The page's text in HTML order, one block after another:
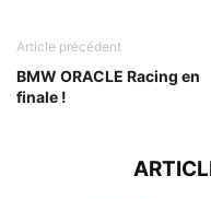
Article précédent
BMW ORACLE Racing en
finale !